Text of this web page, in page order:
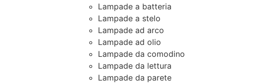
Lampade a batteria
Lampade a stelo
Lampade ad arco
Lampade ad olio
Lampade da comodino
Lampade da lettura
Lampade da parete